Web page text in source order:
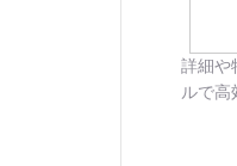
詳細や
ルで高